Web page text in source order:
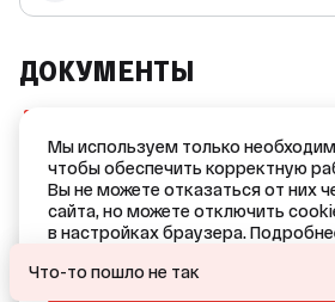
ДОКУМЕНТЫ
(PDF, 239 KB)
Декларация соответствия
(PDF, 4.0 MB)
Ваш город — Краснодар?
Мы используем только
чтобы обеспечить корректную
Вы не можете отказаться от них
сайта, но можете отключить
в настройках браузера.
Что-то пошло не так